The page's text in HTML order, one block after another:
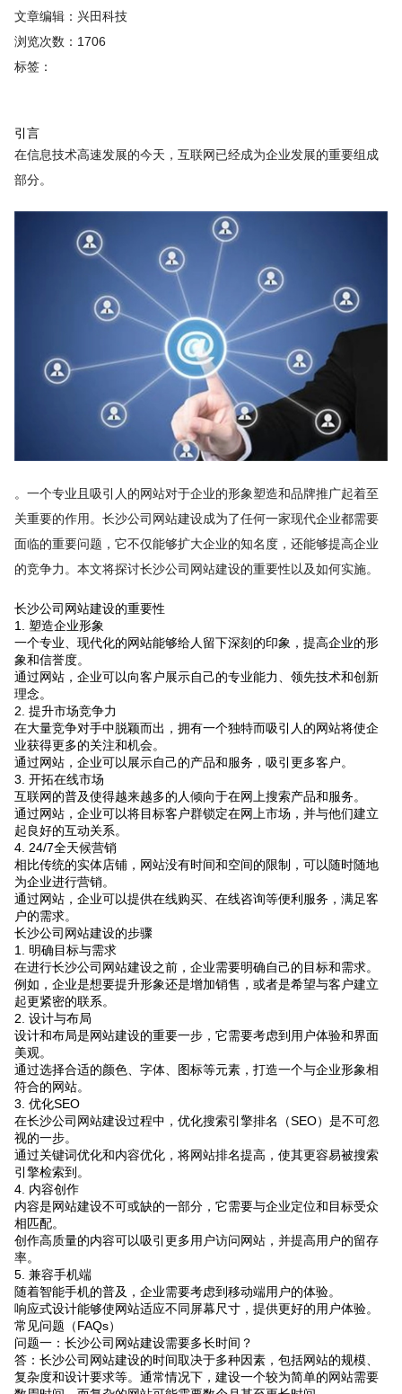
文章编辑：兴田科技
浏览次数：1706
标签：
引言
在信息技术高速发展的今天，互联网已经成为企业发展的重要组成
部分。
。一个专业且吸引人的网站对于企业的形象塑造和品牌推广起着至
关重要的作用。长沙公司网站建设成为了任何一家现代企业都需要
面临的重要问题，它不仅能够扩大企业的知名度，还能够提高企业
的竞争力。本文将探讨长沙公司网站建设的重要性以及如何实施。
长沙公司网站建设的重要性
1. 塑造企业形象
一个专业、现代化的网站能够给人留下深刻的印象，提高企业的形
象和信誉度。
通过网站，企业可以向客户展示自己的专业能力、领先技术和创新
理念。
2. 提升市场竞争力
在大量竞争对手中脱颖而出，拥有一个独特而吸引人的网站将使企
业获得更多的关注和机会。
通过网站，企业可以展示自己的产品和服务，吸引更多客户。
3. 开拓在线市场
互联网的普及使得越来越多的人倾向于在网上搜索产品和服务。
通过网站，企业可以将目标客户群锁定在网上市场，并与他们建立
起良好的互动关系。
4. 24/7全天候营销
相比传统的实体店铺，网站没有时间和空间的限制，可以随时随地
为企业进行营销。
通过网站，企业可以提供在线购买、在线咨询等便利服务，满足客
户的需求。
长沙公司网站建设的步骤
1. 明确目标与需求
在进行长沙公司网站建设之前，企业需要明确自己的目标和需求。
例如，企业是想要提升形象还是增加销售，或者是希望与客户建立
起更紧密的联系。
2. 设计与布局
设计和布局是网站建设的重要一步，它需要考虑到用户体验和界面
美观。
通过选择合适的颜色、字体、图标等元素，打造一个与企业形象相
符合的网站。
3. 优化SEO
在长沙公司网站建设过程中，优化搜索引擎排名（SEO）是不可忽
视的一步。
通过关键词优化和内容优化，将网站排名提高，使其更容易被搜索
引擎检索到。
4. 内容创作
内容是网站建设不可或缺的一部分，它需要与企业定位和目标受众
相匹配。
创作高质量的内容可以吸引更多用户访问网站，并提高用户的留存
率。
5. 兼容手机端
随着智能手机的普及，企业需要考虑到移动端用户的体验。
响应式设计能够使网站适应不同屏幕尺寸，提供更好的用户体验。
常见问题（FAQs）
问题一：长沙公司网站建设需要多长时间？
答：长沙公司网站建设的时间取决于多种因素，包括网站的规模、
复杂度和设计要求等。通常情况下，建设一个较为简单的网站需要